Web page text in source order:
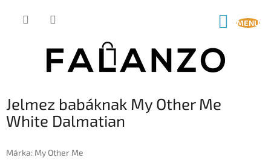
KOSÁR
Jelmez babáknak My Other Me
White Dalmatian
Márka: My Other Me